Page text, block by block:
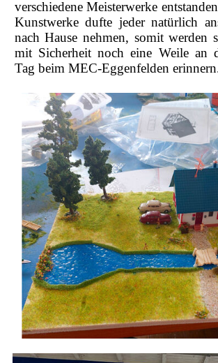
verschiedene Meisterwerke
Kunstwerke dufte jeder natürlich
nach Hause nehmen, somit werden
mit Sicherheit noch eine Weile an
Tag beim MEC-Eggenfelden